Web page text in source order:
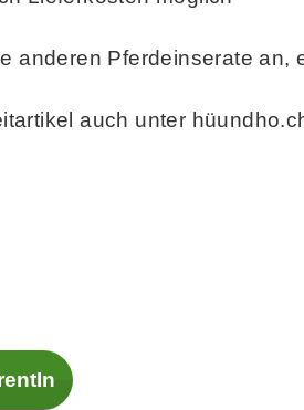
anderen Pferdeinserate an,
auch unter